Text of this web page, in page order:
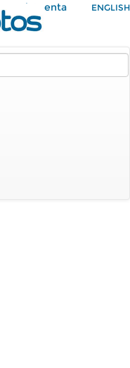
Mi Cuenta ENGLISH